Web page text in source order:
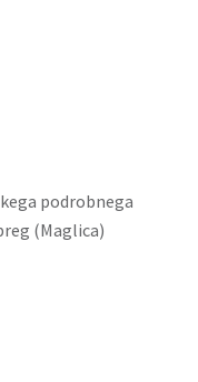
podrobnega
(Maglica)